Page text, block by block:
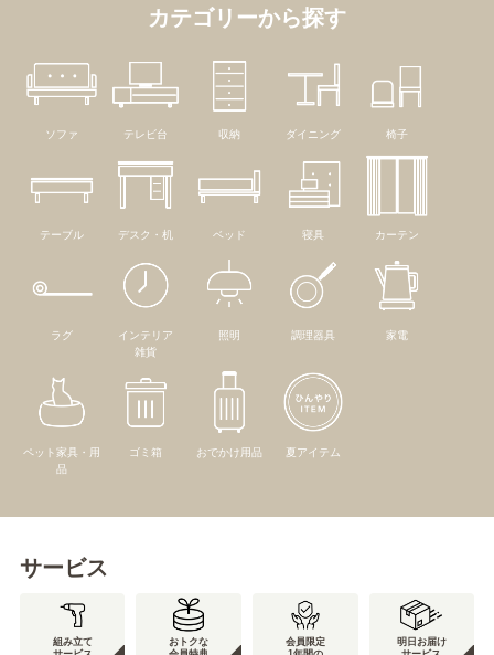
カテゴリーから探す
ソファ テレビ台 収納 ダイニング 椅子
テーブル デスク・机 ベッド 寝具 カーテン
ラグ
インテリア
雑貨
照明 調理器具 家電
ペット家具・用
品
ゴミ箱 おでかけ用品 夏アイテム
サービス
組み立て
おトクな
会員限定
明日お届け